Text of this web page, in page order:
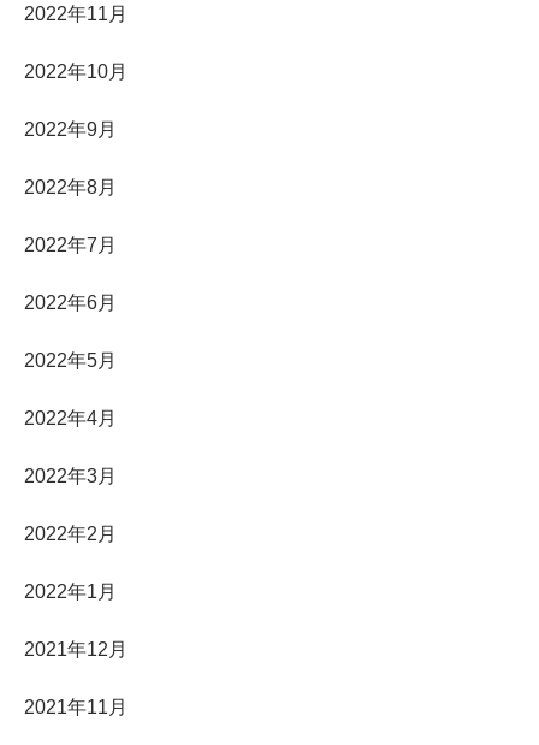
2022年11月
2022年10月
2022年9月
2022年8月
2022年7月
2022年6月
2022年5月
2022年4月
2022年3月
2022年2月
2022年1月
2021年12月
2021年11月